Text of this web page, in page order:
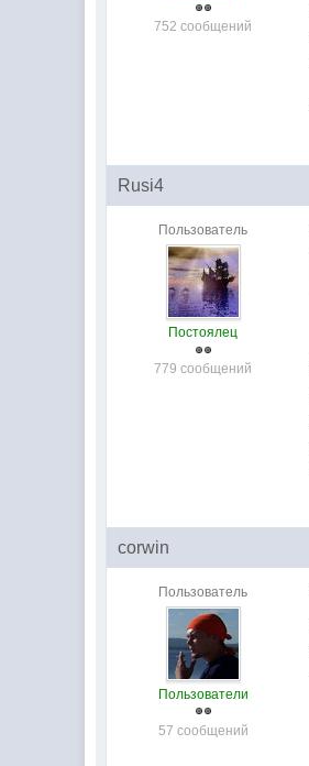
752 сообщений
Rusi4
Пользователь
Постоялец
779 сообщений
corwin
Пользователь
Пользователи
57 сообщений